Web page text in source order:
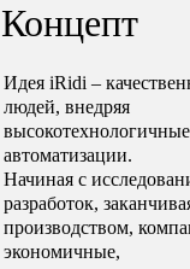
Концепт
Идея iRidi –
людей, внедряя
автоматизации.
Начиная с
разработок,
производством,
экономичные,